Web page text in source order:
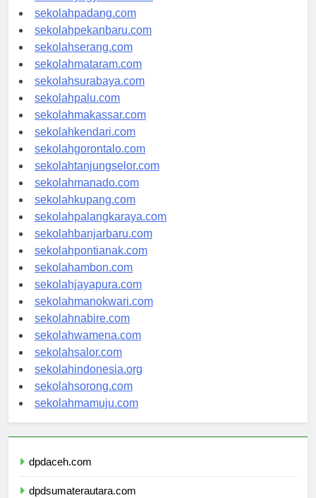
sekolahpadang.com
sekolahpekanbaru.com
sekolahserang.com
sekolahmataram.com
sekolahsurabaya.com
sekolahpalu.com
sekolahmakassar.com
sekolahkendari.com
sekolahgorontalo.com
sekolahtanjungselor.com
sekolahmanado.com
sekolahkupang.com
sekolahpalangkaraya.com
sekolahbanjarbaru.com
sekolahpontianak.com
sekolahambon.com
sekolahjayapura.com
sekolahmanokwari.com
sekolahnabire.com
sekolahwamena.com
sekolahsalor.com
sekolahindonesia.org
sekolahsorong.com
sekolahmamuju.com
dpdaceh.com
dpdsumaterautara.com